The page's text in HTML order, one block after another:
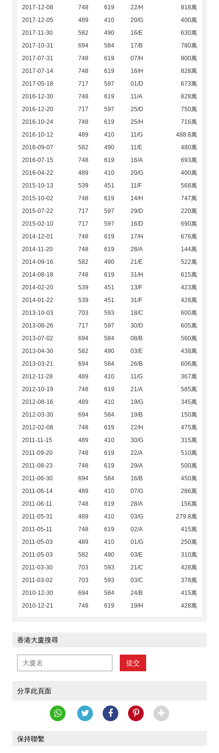
2017-12-08 748 619 22/H
818萬
2017-12-05
489 410 20/G
400萬
2017-11-30
582 490 16/E
630萬
2017-10-31
694 584 17/B
780萬
2017-07-31
748 619 07/H
800萬
2017-07-14
748 619 16/H
828萬
2017-05-18
717 597 01/D
673萬
2016-12-30
748 619 11/A
828萬
2016-12-20
717 597 25/D
750萬
2016-10-24
748 619 25/H
716萬
2016-10-12
489 410 11/G
488.8萬
2016-09-07
582 490 11/E
480萬
2016-07-15
748 619 16/A
693萬
2016-04-22
489 410 20/G
400萬
2015-10-13
539 451 11/F
568萬
2015-10-02
748 619 14/H
747萬
2015-07-22
717 597 29/D
220萬
2015-02-10
717 597 16/D
690萬
2014-12-01
748 619 17/H
676萬
2014-11-20
748 619 28/A
144萬
2014-09-16
582 490 21/E
522萬
2014-08-18
748 619 31/H
615萬
2014-02-20
539 451 13/F
423萬
2014-01-22
539 451 31/F
428萬
2013-10-03
703 593 18/C
600萬
2013-08-26
717 597 30/D
605萬
2013-07-02
694 584 08/B
560萬
2013-04-30
582 490 03/E
438萬
2013-03-21
694 584 26/B
606萬
2012-11-28
489 410 11/G
367萬
2012-10-19
748 619 21/A
585萬
2012-08-16
489 410 19/G
345萬
2012-03-30
694 584 19/B
150萬
2012-02-08
748 619 22/H
475萬
2011-11-15
489 410 30/G
315萬
2011-09-20
748 619 22/A
510萬
2011-08-23
748 619 29/A
500萬
2011-06-30
694 584 16/B
450萬
2011-06-14
489 410 07/G
286萬
2011-06-11
748 619 28/A
156萬
2011-05-31
489 410 03/G
279.8萬
2011-05-11
748 619 02/A
415萬
2011-05-03
489 410 01/G
250萬
2011-05-03
582 490 03/E
310萬
2011-03-30
703 593 21/C
428萬
2011-03-02
703 593 03/C
378萬
2010-12-30
694 584 24/B
415萬
2010-12-21
748 619 19/H 428萬
香港大廈搜尋
提交
分享此頁面
保持聯繫